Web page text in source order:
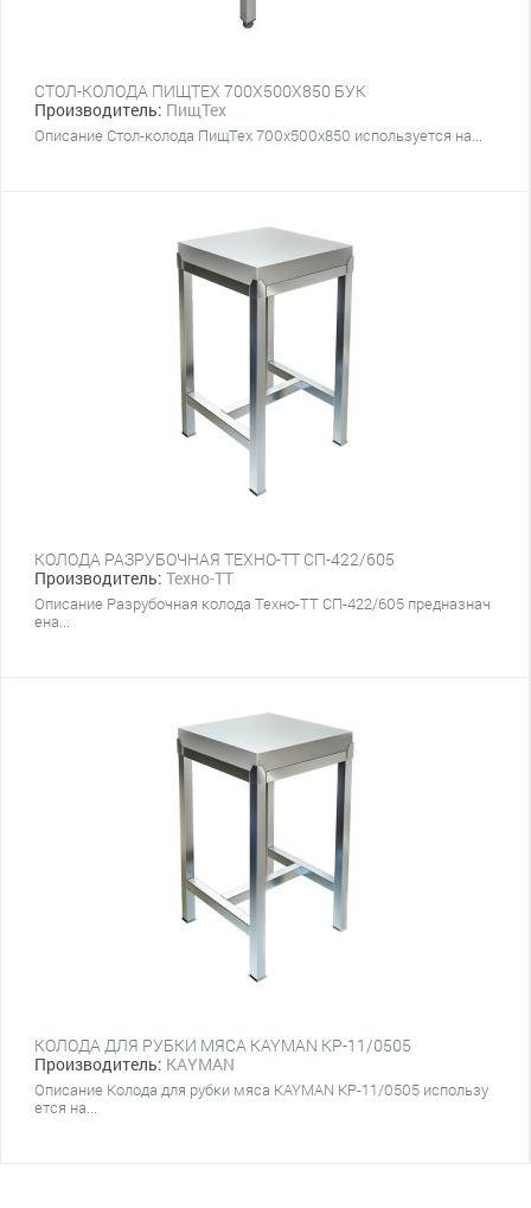
СТОЛ-КОЛОДА ПИЩТЕХ 700Х500Х850 БУК
Производитель: ПищТех
Описание Стол-колода ПищТех 700х500х850 используется на...
КОЛОДА РАЗРУБОЧНАЯ ТЕХНО-ТТ СП-422/605
Производитель: Техно-ТТ
Описание Разрубочная колода Техно-ТТ СП-422/605 предназнач
ена...
КОЛОДА ДЛЯ РУБКИ МЯСА KAYMAN КР-11/0505
Производитель: KAYMAN
Описание Колода для рубки мяса KAYMAN КР-11/0505 использу
ется на...